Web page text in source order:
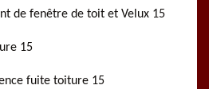
de fenêtre de toit et Velux 15
15
fuite toiture 15